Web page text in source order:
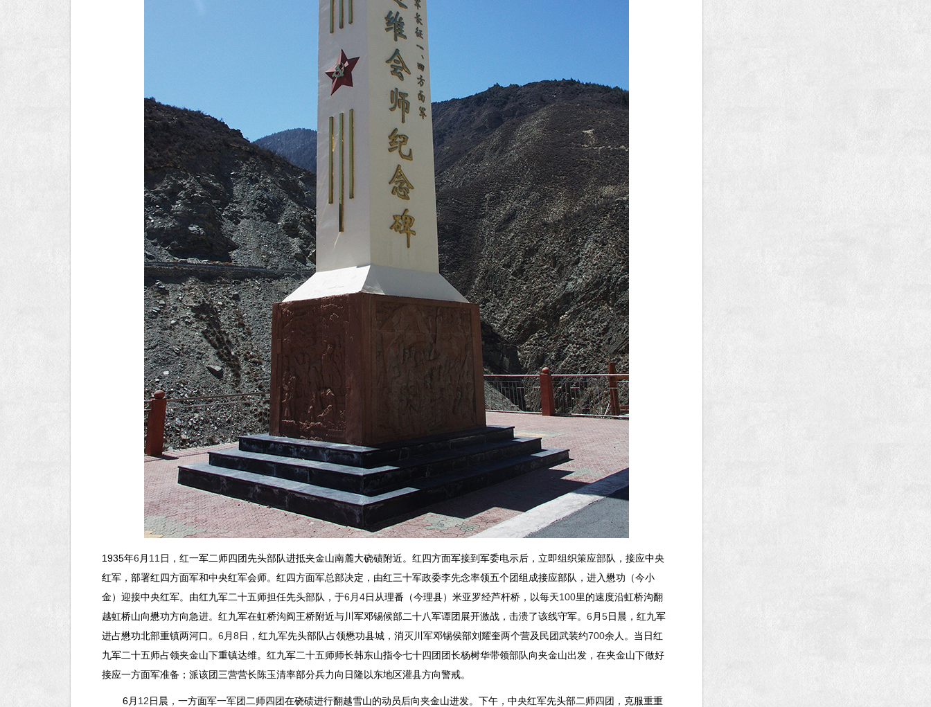
1935年6 月 11 日，红一军二师四团先头部队进抵夹金山南麓大硗碛附近。红四方面军接到军委电示后，立即组织策应部队，接应中央
红军，部署红四方面军和中央红军会师。红四方面军总部决定，由红三十军政委李先念率领五个团组成接应部队，进入懋功（今小
金）迎接中央红军。由红九军二十五师担任先头部队，于6 月4日从理番（今理县）米亚罗经芦杆桥，以每天100里的速度沿虹桥沟翻
越虹桥山向懋功方向急进。红九军在虹桥沟阎王桥附近与川军邓锡候部二十八军谭团展开激战，击溃了该线守军。 6 月5日晨，红九军
进占懋功北部重镇两河口。 6 月8日，红九军先头部队占领懋功县城，消灭川军邓锡侯部刘耀奎两个营及民团武装约700余人。当日红
九军二十五师占领夹金山下重镇达维。红九军二十五师师长韩东山指令七十四团团长杨树华带领部队向夹金山出发，在夹金山下做好
接应一方面军准备；派该团三营营长陈玉清率部分兵力向日隆以东地区灌县方向警戒。
6月 12日晨，一方面军一军团二师四团在硗碛进行翻越雪山的动员后向夹金山进发。下午，中央红军先头部二师四团，克服重重